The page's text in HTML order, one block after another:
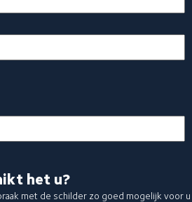
het u?
met de schilder zo goed mogelijk voor u